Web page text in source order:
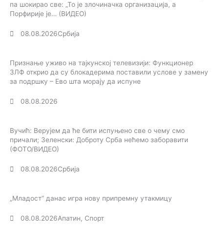
па шокирао све: „То је злочиначка организација, а
Порфирије је… (ВИДЕО)
08.08.2026Србија
Признање уживо на тајкунској телевизији: Функционер
ЗЛФ открио да су блокадерима поставили услове у замену
за подршку – Ево шта морају да испуне
08.08.2026
Вучић: Верујем да ће бити испуњено све о чему смо
причали; Зеленски: Доброту Срба нећемо заборавити
(ФОТО/ВИДЕО)
08.08.2026Србија
„Младост“ данас игра нову припремну утакмицу
08.08.2026Апатин, Спорт